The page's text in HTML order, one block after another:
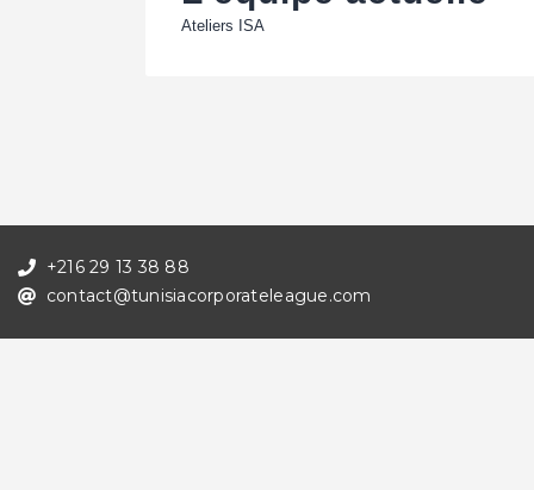
Ateliers ISA
+216 29 13 38 88
contact@tunisiacorporateleague.com